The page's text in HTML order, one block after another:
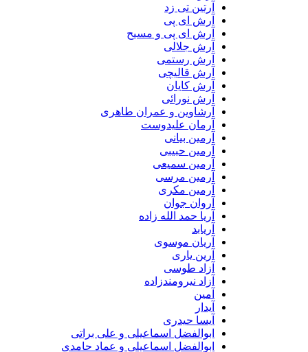
آرتین تی زد
آرش ای پی
آرش ای پی و مسیح
آرش جلالی
آرش رستمی
آرش قالیچی
آرش کایان
آرش نورائی
آرشاوین و عمران طاهری
آرمان علیدوست
آرمین بیانی
آرمین حبیبی
آرمین سمیعی
آرمین مرسی
آرمین مکری
آروان جوان
آریا حمد الله زاده
آریابد
آریان موسوی
آرین یاری
آزاد طوسی
آزاد نیرومندزاده
آمین
آیدار
آیسا حیدری
ابوالفضل اسماعیلی و علی براتی
ابوالفضل اسماعیلی و عماد حامدی